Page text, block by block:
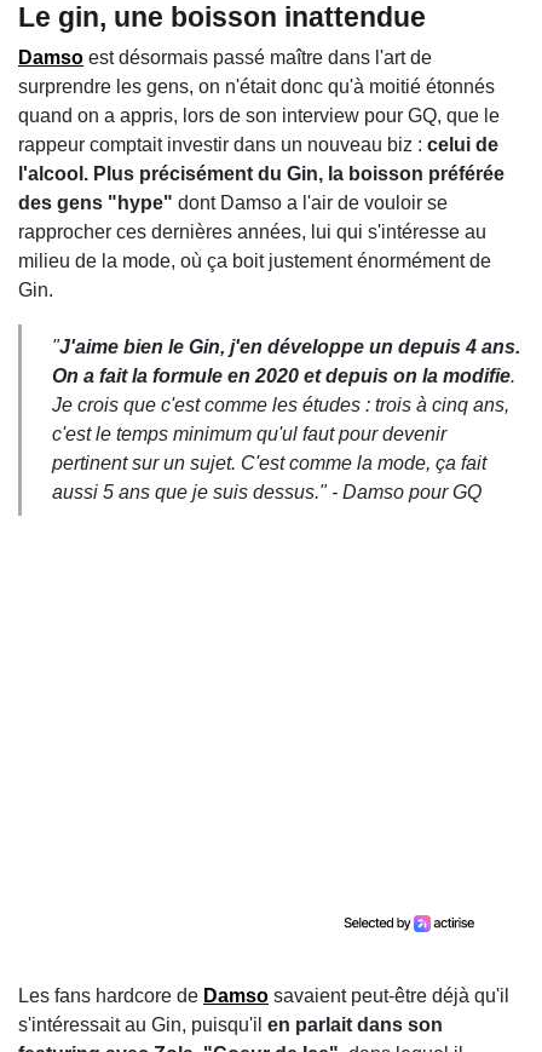
Le gin, une boisson inattendue
Damso est désormais passé maître dans l'art de
surprendre les gens, on n'était donc qu'à moitié étonnés
quand on a appris, lors de son interview pour GQ, que le
rappeur comptait investir dans un nouveau biz : celui de
l'alcool. Plus précisément du Gin, la boisson préférée
des gens "hype" dont Damso a l'air de vouloir se
rapprocher ces dernières années, lui qui s'intéresse au
milieu de la mode, où ça boit justement énormément de
Gin.
"J'aime bien le Gin, j'en développe un depuis 4 ans.
On a fait la formule en 2020 et depuis on la modifie.
Je crois que c'est comme les études : trois à cinq ans,
c'est le temps minimum qu'ul faut pour devenir
pertinent sur un sujet. C'est comme la mode, ça fait
aussi 5 ans que je suis dessus." - Damso pour GQ
Les fans hardcore de Damso savaient peut-être déjà qu'il
s'intéressait au Gin, puisqu'il en parlait dans son